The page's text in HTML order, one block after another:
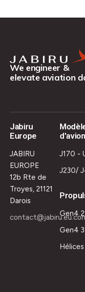
We engineer &
elevate aviation
Jabiru
Europe
JABIRU
EUROPE
12b Rte de
Troyes, 21121
Darois
d'avion
J170 -
J230/
Gen4
Gen4
Hélices